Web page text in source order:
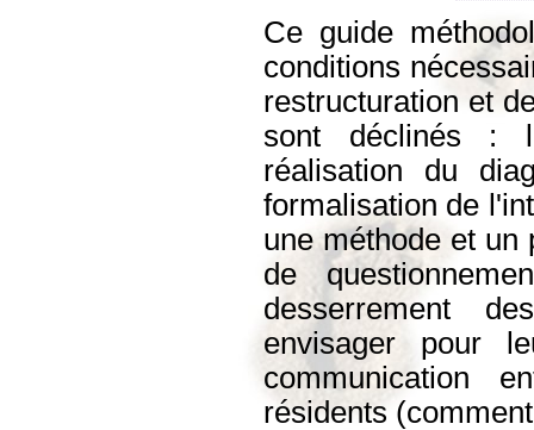
Ce guide
conditions
restructuration et
sont déclinés :
réalisation du
formalisation de
une méthode et un
de
desserrement
envisager pour
communication
résidents